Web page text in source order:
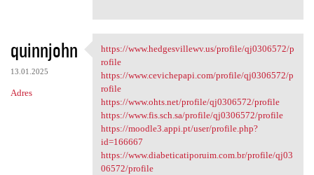
quinnjohn
13.01.2025
Adres
https://www.hedgesvillewv.us
https://www.hedgesvillewv.us/profile/qj0306572/p
rofile
https://www.cevichepapi.com/profile/qj0306572/p
rofile
https://www.ohts.net/profile/qj0306572/profile
https://www.fis.sch.sa/profile/qj0306572/profile
https://moodle3.appi.pt/user/profile.php?
id=166667
https://www.diabeticatiporuim.com.br/profile/qj03
06572/profile